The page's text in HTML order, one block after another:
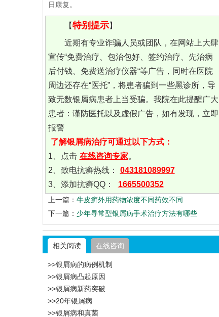
日康复。
【特别提示】
近期有专业诈骗人员或团队，在网站上大肆
宣传“免费治疗、包治包好、签约治疗、先治病
后付钱、免费送治疗仪器“等广告，同时在医院
周边还存在“医托”，将患者骗到一些黑诊所，导
致无数银屑病患者上当受骗。我院在此提醒广大
患者：谨防医托以及虚假广告，如有发现，立即
报警
了解银屑病治疗可通过以下方式：
1、点击 在线咨询专家。
2、致电抗癣热线：
043181089997
3、添加抗癣QQ：
1665500352
上一篇： 牛皮癣外用药物浓度不同药效不同
下一篇： 少年寻常型银屑病手术治疗方法有哪些
相关阅读 在线咨询
>>银屑病的病例机制
>>银屑病凸起原因
>>银屑病新药突破
>>20年银屑病
>>银屑病和真菌